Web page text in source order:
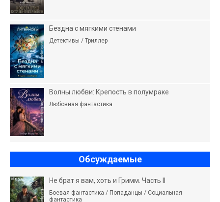
Бездна с мягкими стенами
Детективы / Триллер
Волны любви: Крепость в полумраке
Любовная фантастика
Обсуждаемые
Не брат я вам, хоть и Гримм. Часть II
Боевая фантастика / Попаданцы / Социальная
фантастика